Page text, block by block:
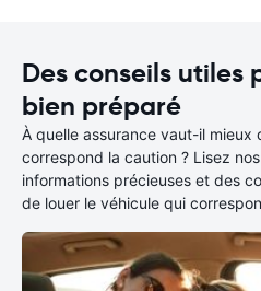
Des conseils utiles
bien préparé
À quelle assurance vaut-il mieux
correspond la caution ? Lisez
informations précieuses et des
de louer le véhicule qui